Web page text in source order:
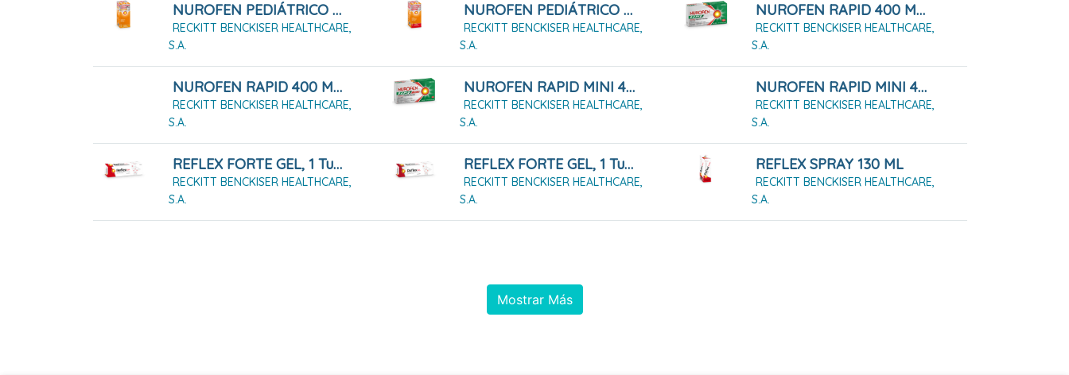
NUROFEN PEDIÁTRICO 20 MG/ML SUSPENSIÓN ORAL 200 ML NARANJA
RECKITT BENCKISER HEALTHCARE,
S.A.
NUROFEN PEDIÁTRICO 40 MG/ML SUSPENSIÓN ORAL 150 ML FRESA
RECKITT BENCKISER HEALTHCARE,
S.A.
NUROFEN RAPID 400 MG CÁPSULAS BLANDAS, 10 CÁPSULAS
RECKITT BENCKISER HEALTHCARE,
S.A.
NUROFEN RAPID 400 MG CÁPSULAS BLANDAS, 20 CÁPSULAS
RECKITT BENCKISER HEALTHCARE,
S.A.
NUROFEN RAPID MINI 400 MG CAPSULAS BLANDAS, 10 Cápsulas
RECKITT BENCKISER HEALTHCARE,
S.A.
NUROFEN RAPID MINI 400 MG CAPSULAS BLANDAS, 20 Cápsulas
RECKITT BENCKISER HEALTHCARE,
S.A.
REFLEX FORTE GEL, 1 Tubo De 100g
RECKITT BENCKISER HEALTHCARE,
S.A.
REFLEX FORTE GEL, 1 Tubo De 50g
RECKITT BENCKISER HEALTHCARE,
S.A.
REFLEX SPRAY 130 ML
RECKITT BENCKISER HEALTHCARE,
S.A.
Mostrar Más